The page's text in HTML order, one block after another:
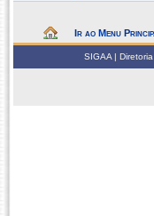
Ir ao Menu
SIGAA |